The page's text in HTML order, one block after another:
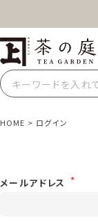
ギフト
スイーツ
HOME ログイン
メールアドレス